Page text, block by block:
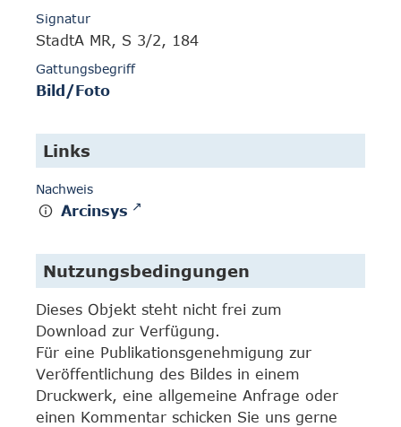
Signatur
StadtA MR, S 3/2, 184
Gattungsbegriff
Bild/Foto
Links
Nachweis
Arcinsys
Nutzungsbedingungen
Dieses Objekt steht nicht frei zum
Download zur Verfügung.
Für eine Publikationsgenehmigung zur
Veröffentlichung des Bildes in einem
Druckwerk, eine allgemeine Anfrage oder
einen Kommentar schicken Sie uns gerne